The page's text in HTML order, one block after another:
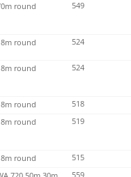
round 549
round 524
round 524
round
518
round 519
round
515
559